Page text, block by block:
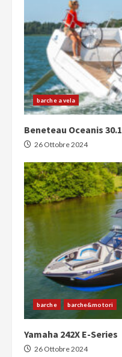
barche a vela
Beneteau Oceanis 30.1
26 Ottobre 2024
barche barche&motori
Yamaha 242X E-Series
26 Ottobre 2024